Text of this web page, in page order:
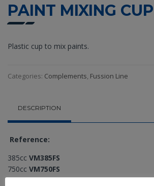
PAINT MIXING CUP
Plastic cup to mix paints.
Categories: Complements Fussion Line
DESCRIPTION
Reference:
385cc VM385FS
750cc VM750FS
1400ccVM1400FS